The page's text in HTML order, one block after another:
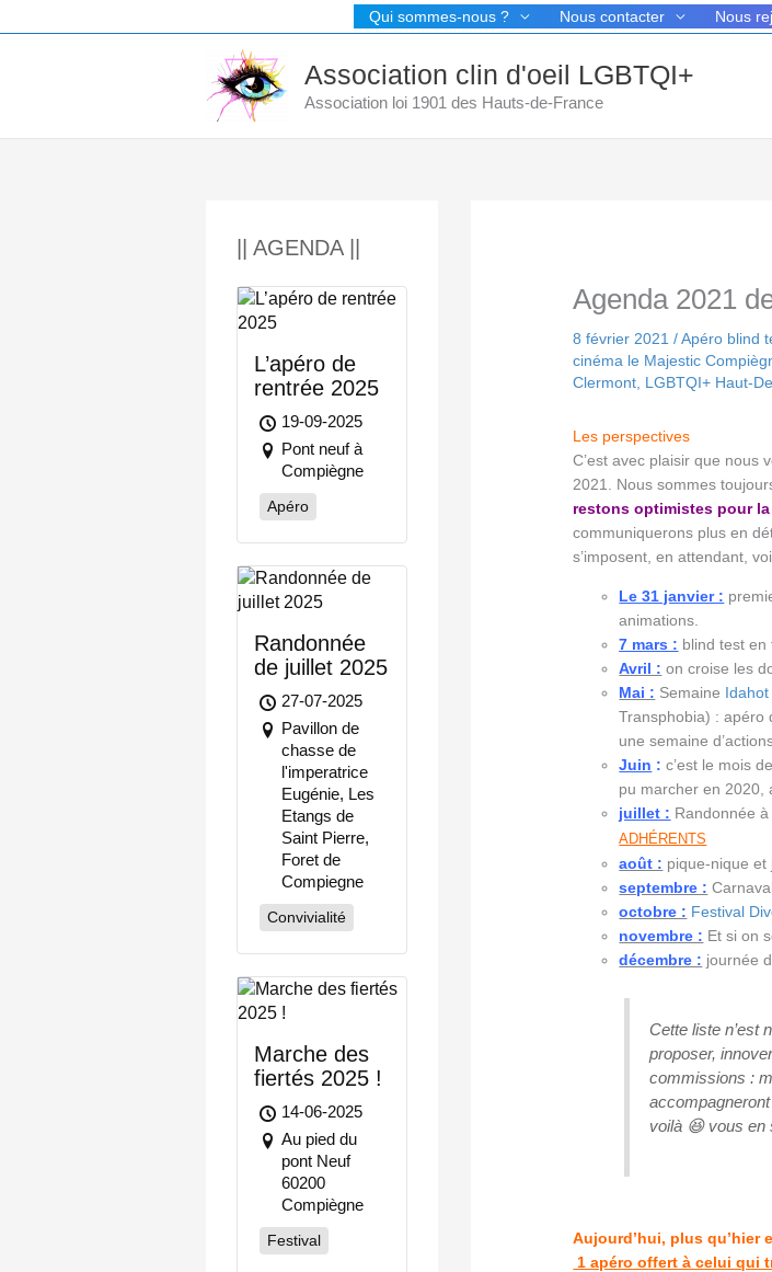
au
Qui sommes-nous ? Nous contacter Nous
Association clin d'oeil LGBTQI+
Association loi 1901 des Hauts-de-France
|| AGENDA ||
L’apéro de
rentrée 2025
19-09-2025
Pont neuf à
Compiègne
Apéro
Randonnée
de juillet 2025
27-07-2025
Pavillon de
chasse de
l'imperatrice
Eugénie, Les
Etangs de
Saint Pierre,
Foret de
Compiegne
Convivialité
Marche des
fiertés 2025 !
14-06-2025
Au pied du
pont Neuf
60200
Compiègne
Festival
Agenda 2021
8 février 2021/Apéro blind
cinéma le Majestic
Clermont LGBTQI+ Haut-
Les perspectives
C’est avec plaisir que nous
2021. Nous sommes
restons optimistes pour
communiquerons plus en
s’imposent, en attendant,
Le 31 janvier :
animations.
7 mars : blind test en
Avril : on croise les
Mai : Semaine Idahot
Transphobia) : apéro
une semaine
Juin : c’est le mois
pu marcher en 2020,
juillet : Randonnée
ADHÉRENTS
août : pique-nique et
septembre :
octobre : Festival
novembre : Et si on
décembre : journée
Cette liste n’est
proposer,
commissions :
voilà 😆 vous en
Aujourd’hui, plus qu’hier
1 apéro offert à celui qui